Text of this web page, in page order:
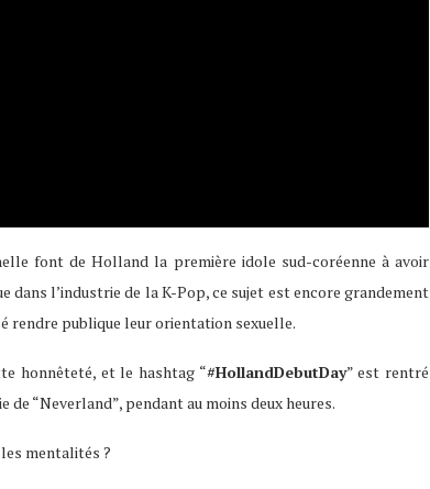
font de Holland la première idole sud-coréenne à avoir
dans l’industrie de la K-Pop, ce sujet est encore grandement
rendre publique leur orientation sexuelle.
honnêteté, et le hashtag “#HollandDebutDay” est rentré
“Neverland”, pendant au moins deux heures.
mentalités ?